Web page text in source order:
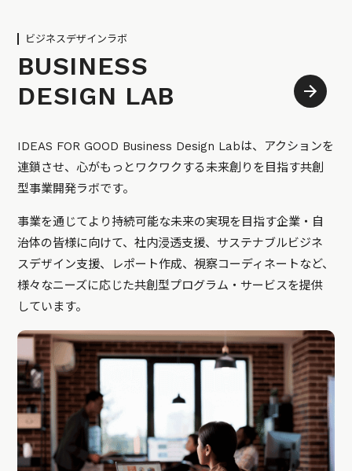
ビジネスデザインラボ
BUSINESS
DESIGN LAB
IDEAS FOR GOOD Business Design Labは、アクションを
連鎖させ、心がもっとワクワクする未来創りを目指す共創
型事業開発ラボです。
事業を通じてより持続可能な未来の実現を目指す企業・自
治体の皆様に向けて、社内浸透支援、サステナブルビジネ
スデザイン支援、レポート作成、視察コーディネートなど、
様々なニーズに応じた共創型プログラム・サービスを提供
しています。